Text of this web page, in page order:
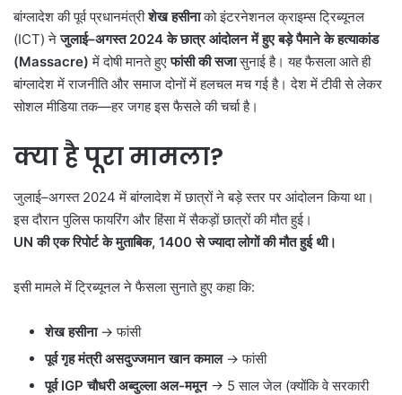
बांग्लादेश की पूर्व प्रधानमंत्रीशेख हसीनाको इंटरनेशनल क्राइम्स ट्रिब्यूनल
(ICT) नेजुलाई–अगस्त2024के छात्र आंदोलन में हुए बड़े पैमाने के हत्याकांड
(Massacre) में दोषी मानते हुएफांसी की सजासुनाई है। यह फैसला आते ही
बांग्लादेश में राजनीति और समाज दोनों में हलचल मच गई है। देश में टीवी से लेकर
सोशल मीडिया तक—हर जगह इस फैसले की चर्चा है।
क्या है पूरा मामला?
जुलाई–अगस्त 2024 में बांग्लादेश में छात्रों ने बड़े स्तर पर आंदोलन किया था।
इस दौरान पुलिस फायरिंग और हिंसा में सैकड़ों छात्रों की मौत हुई।
UNकी एक रिपोर्ट के मुताबिक, 1400से ज्यादा लोगों की मौत हुई थी।
इसी मामले में ट्रिब्यूनल ने फैसला सुनाते हुए कहा कि:
शेख हसीना→ फांसी
पूर्व गृह मंत्री असदुज्जमान खान कमाल→ फांसी
पूर्वIGPचौधरी अब्दुल्ला अल-ममून→ 5 साल जेल (क्योंकि वे सरकारी